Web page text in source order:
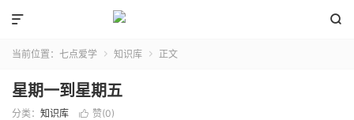


当前位置： 七点爱学  知识库  正文
星期一到星期五
分类： 知识库  赞(0)